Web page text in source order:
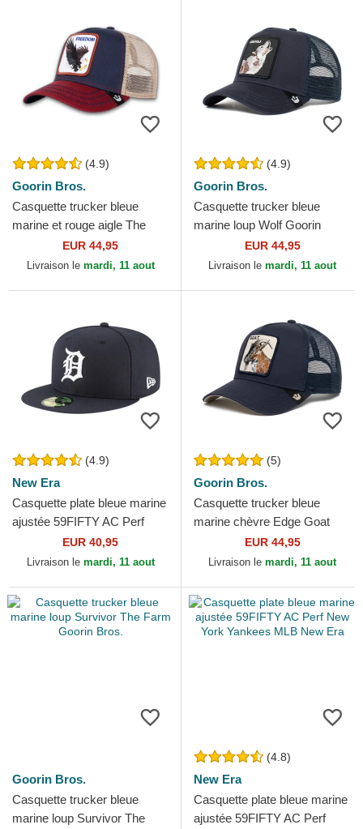
(4.9)
Goorin Bros.
Casquette trucker bleue
marine et rouge aigle The
Freedom Eagle The Farm
Goorin Bros.
EUR 44,95
Livraison le mardi, 11 aout
(4.9)
Goorin Bros.
Casquette trucker bleue
marine loup Wolf Goorin
EUR 44,95
Livraison le mardi, 11 aout
(4.9)
New Era
Casquette plate bleue marine
ajustée 59FIFTY AC Perf
Detroit Tigers MLB New Era
EUR 40,95
Livraison le mardi, 11 aout
(5)
Goorin Bros.
Casquette trucker bleue
marine chèvre Edge Goat
The Farm Goorin Bros.
EUR 44,95
Livraison le mardi, 11 aout
Goorin Bros.
Casquette trucker bleue
marine loup Survivor The
(4.8)
New Era
Casquette plate bleue marine
ajustée 59FIFTY AC Perf